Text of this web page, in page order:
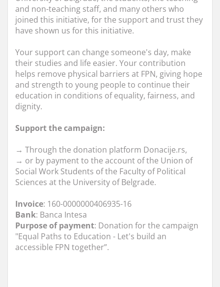
and non-teaching staff, and many others who
joined this initiative, for the support and trust they
have shown us for this initiative.
Your support can change someone's day, make
their studies and life easier. Your contribution
helps remove physical barriers at FPN, giving hope
and strength to young people to continue their
education in conditions of equality, fairness, and
dignity.
Support the campaign:
→ Through the donation platform Donacije.rs,
→ or by payment to the account of the Union of
Social Work Students of the Faculty of Political
Sciences at the University of Belgrade.
Invoice: 160-0000000406935-16
Bank: Banca Intesa
Purposeof payment: Donation for the campaign
"Equal Paths to Education - Let's build an
accessible FPN together”.